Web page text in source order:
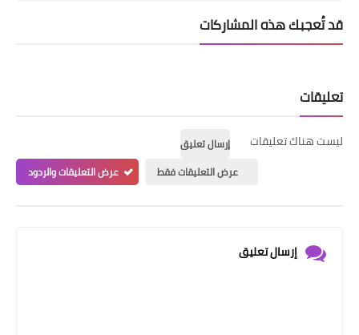
قد تُعجبك هذه المشاركات
تعليقات
ليست هناك تعليقات
إرسال تعليق
عرض التعليقات فقط
عرض التعليقات والردود
إرسال تعليق